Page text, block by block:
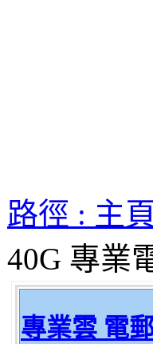
路徑 : 主
40G 專業
專業雲 電